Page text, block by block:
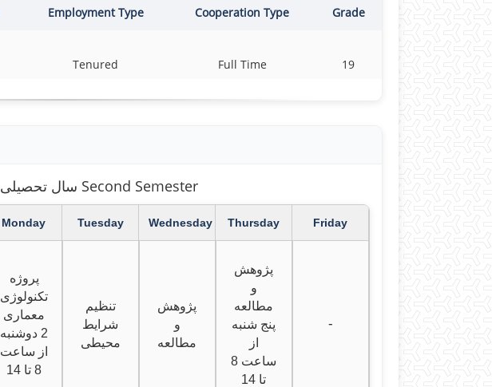
Employment Type Cooperation Type Grade
Tenured Full Time 19
سال تحصیلی 1404-1405 Second Semester
Monday Tuesday Wednesday Thursday Friday
پروژه
تکنولوژی
معماری
2 دوشنبه
از ساعت
8 تا 14
تنظیم
شرایط
محیطی
پژوهش
و
مطالعه
پژوهش
و
مطالعه
پنج شنبه
از
ساعت 8
تا 14
-